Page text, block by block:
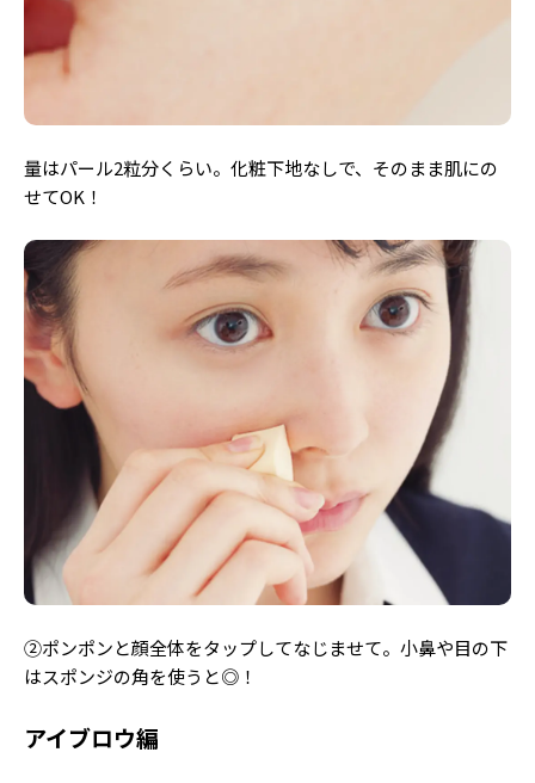
量はパール2粒分くらい。化粧下地なしで、そのまま肌にの
せてOK！
②ポンポンと顔全体をタップしてなじませて。小鼻や目の下
はスポンジの角を使うと◎！
アイブロウ編